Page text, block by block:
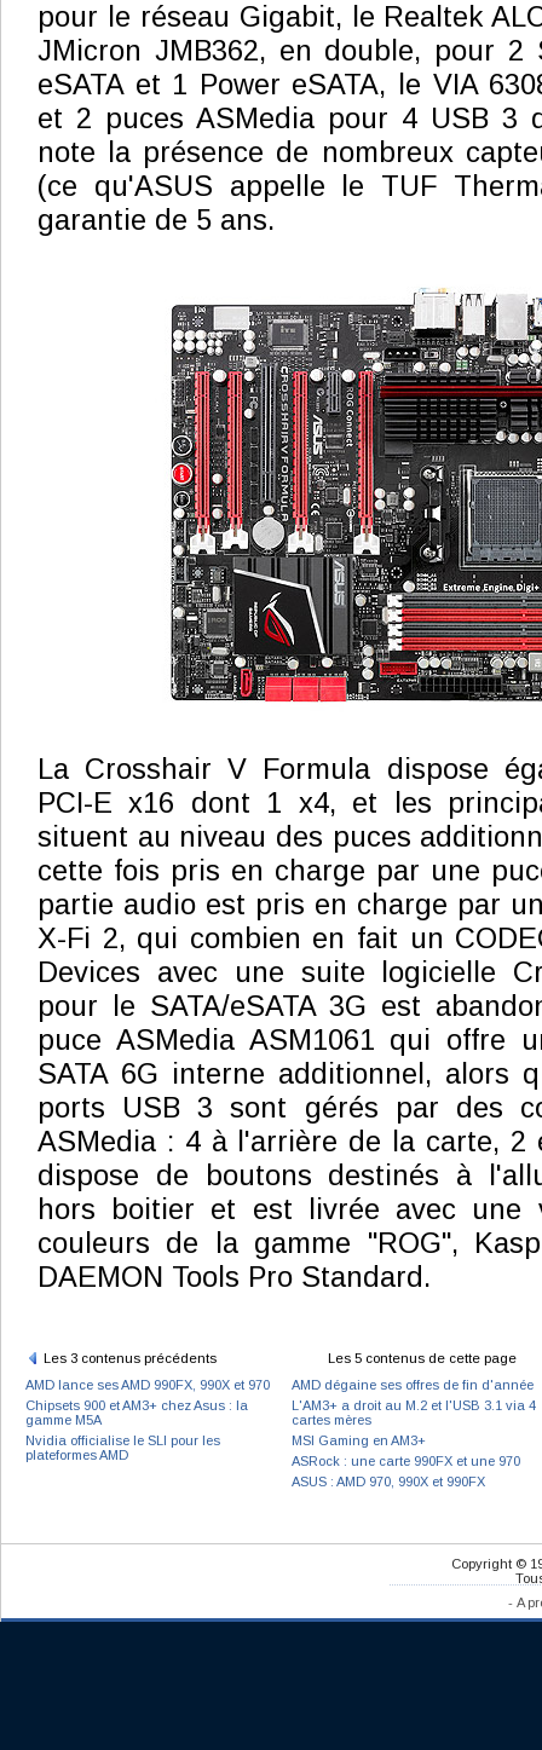
pour le réseau Gigabit, le Realtek
JMicron JMB362, en double, pour 2
eSATA et 1 Power eSATA, le VIA
et 2 puces ASMedia pour 4 USB 3
note la présence de nombreux
(ce qu'ASUS appelle le TUF
garantie de 5 ans.
La Crosshair V Formula dispose
PCI-E x16 dont 1 x4, et les
situent au niveau des puces
cette fois pris en charge par une
partie audio est pris en charge par
X-Fi 2, qui combien en fait un
Devices avec une suite logicielle
pour le SATA/eSATA 3G est
puce ASMedia ASM1061 qui offre
SATA 6G interne additionnel, alors
ports USB 3 sont gérés par des
ASMedia : 4 à l'arrière de la carte, 2
dispose de boutons destinés à
hors boitier et est livrée avec une
couleurs de la gamme "ROG",
DAEMON Tools Pro Standard.
Les 3 contenus précédents
AMD lance ses AMD 990FX, 990X et 970
Chipsets 900 et AM3+ chez Asus : la
gamme M5A
Nvidia officialise le SLI pour les
plateformes AMD
Les 5 contenus de cette page
AMD dégaine ses offres de fin d'année
L'AM3+ a droit au M.2 et l'USB 3.1 via 4
cartes mères
MSI Gaming en AM3+
ASRock : une carte 990FX et une 970
ASUS : AMD 970, 990X et 990FX
Copyright ©
- A